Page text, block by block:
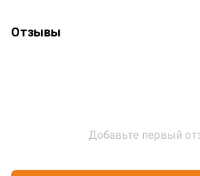
Отзывы
Добавьте первый